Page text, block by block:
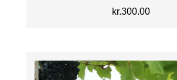
kr.300.00